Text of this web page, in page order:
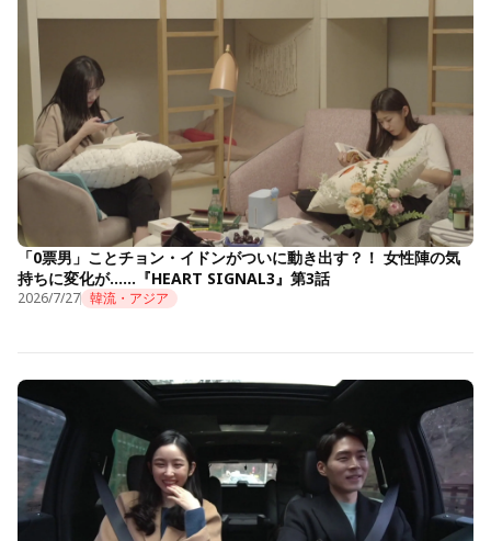
「0票男」ことチョン・イドンがついに動き出す？！ 女性陣の気
持ちに変化が……『HEART SIGNAL3』第3話
2026/7/27 韓流・アジア